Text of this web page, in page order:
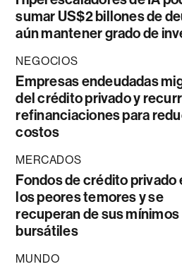
sumar US$2 billones de
aún mantener grado de
NEGOCIOS
Empresas endeudadas
del crédito privado y
refinanciaciones para
costos
MERCADOS
Fondos de crédito privado
los peores temores y se
recuperan de sus mínimos
bursátiles
MUNDO